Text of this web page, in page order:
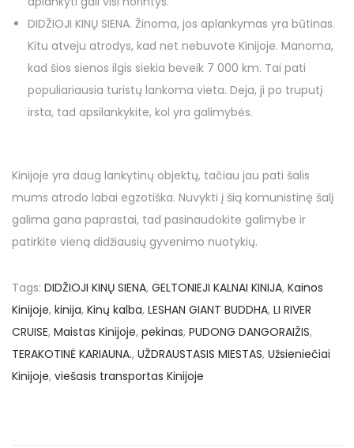
DIDŽIOJI KINŲ SIENA. Žinoma, jos aplankymas yra būtinas.
Kitu atveju atrodys, kad net nebuvote Kinijoje. Manoma,
kad šios sienos ilgis siekia beveik 7 000 km. Tai pati
populiariausia turistų lankoma vieta. Deja, ji po truputį
irsta, tad apsilankykite, kol yra galimybės.
Kinijoje yra daug lankytinų objektų, tačiau jau pati šalis
mums atrodo labai egzotiška. Nuvykti į šią komunistinę šalį
galima gana paprastai, tad pasinaudokite galimybe ir
patirkite vieną didžiausių gyvenimo nuotykių.
Tags: DIDŽIOJI KINŲ SIENA, GELTONIEJI KALNAI KINIJA, Kainos
Kinijoje, kinija, Kinų kalba, LESHAN GIANT BUDDHA, LI RIVER
CRUISE, Maistas Kinijoje, pekinas, PUDONG DANGORAIŽIS,
TERAKOTINĖ KARIAUNA., UŽDRAUSTASIS MIESTAS, Užsieniečiai
Kinijoje, viešasis transportas Kinijoje